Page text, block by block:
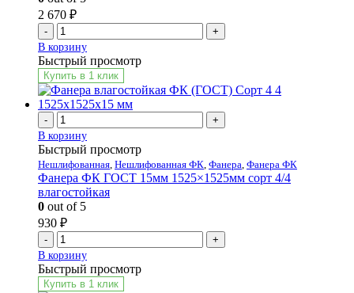
2 670 ₽
-
+
В корзину
Быстрый просмотр
Купить в 1 клик
-
+
В корзину
Быстрый просмотр
Нешлифованная Нешлифованная ФК Фанера Фанера ФК
Фанера ФК ГОСТ 15мм 1525×1525мм сорт 4/4
влагостойкая
0 out of 5
930 ₽
-
+
В корзину
Быстрый просмотр
Купить в 1 клик